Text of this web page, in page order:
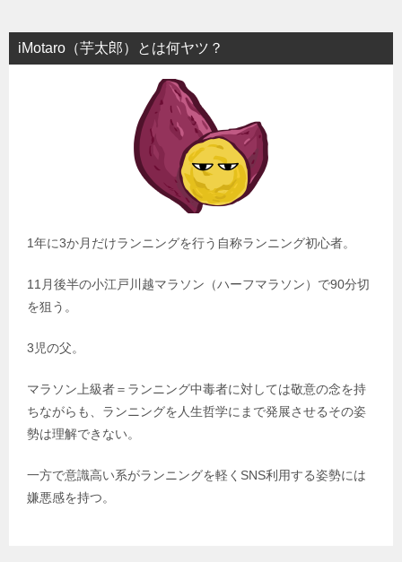
iMotaro（芋太郎）とは何ヤツ？
1年に3か月だけランニングを行う自称ランニング初心者。
11月後半の小江戸川越マラソン（ハーフマラソン）で90分切
を狙う。
3児の父。
マラソン上級者＝ランニング中毒者に対しては敬意の念を持
ちながらも、ランニングを人生哲学にまで発展させるその姿
勢は理解できない。
一方で意識高い系がランニングを軽くSNS利用する姿勢には
嫌悪感を持つ。